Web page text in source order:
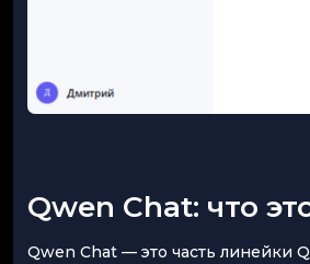
Qwen Chat: что
Qwen Chat — это часть линейки